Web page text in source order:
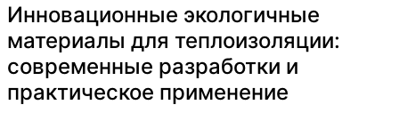
Инновационные экологичные
материалы для теплоизоляции:
современные разработки и
практическое применение